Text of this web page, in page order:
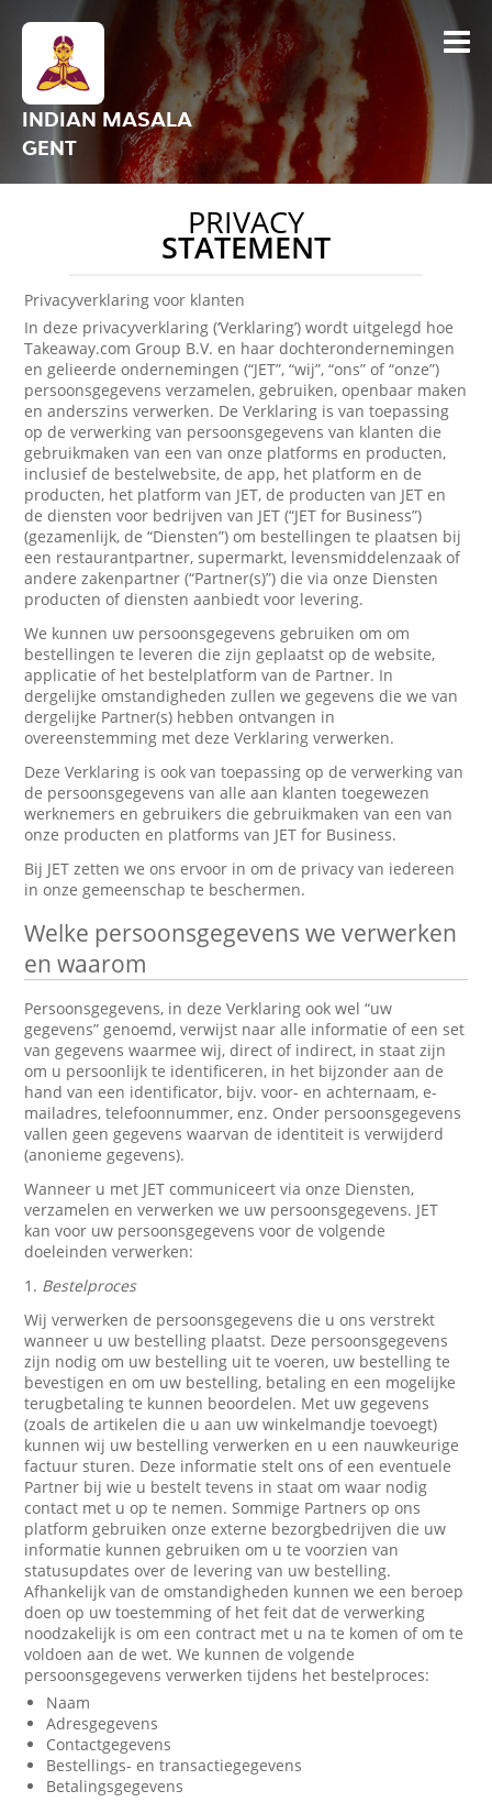
INDIAN MASALA
GENT
PRIVACY
STATEMENT
Privacyverklaring voor klanten
In deze privacyverklaring (‘Verklaring’) wordt uitgelegd hoe
Takeaway.com Group B.V. en haar dochterondernemingen
en gelieerde ondernemingen (“JET”, “wij”, “ons” of “onze”)
persoonsgegevens verzamelen, gebruiken, openbaar maken
en anderszins verwerken. De Verklaring is van toepassing
op de verwerking van persoonsgegevens van klanten die
gebruikmaken van een van onze platforms en producten,
inclusief de bestelwebsite, de app, het platform en de
producten, het platform van JET, de producten van JET en
de diensten voor bedrijven van JET (“JET for Business”)
(gezamenlijk, de “Diensten”) om bestellingen te plaatsen bij
een restaurantpartner, supermarkt, levensmiddelenzaak of
andere zakenpartner (“Partner(s)”) die via onze Diensten
producten of diensten aanbiedt voor levering.
We kunnen uw persoonsgegevens gebruiken om om
bestellingen te leveren die zijn geplaatst op de website,
applicatie of het bestelplatform van de Partner. In
dergelijke omstandigheden zullen we gegevens die we van
dergelijke Partner(s) hebben ontvangen in
overeenstemming met deze Verklaring verwerken.
Deze Verklaring is ook van toepassing op de verwerking van
de persoonsgegevens van alle aan klanten toegewezen
werknemers en gebruikers die gebruikmaken van een van
onze producten en platforms van JET for Business.
Bij JET zetten we ons ervoor in om de privacy van iedereen
in onze gemeenschap te beschermen.
Welke persoonsgegevens we verwerken
en waarom
Persoonsgegevens, in deze Verklaring ook wel “uw
gegevens” genoemd, verwijst naar alle informatie of een set
van gegevens waarmee wij, direct of indirect, in staat zijn
om u persoonlijk te identificeren, in het bijzonder aan de
hand van een identificator, bijv. voor- en achternaam, e-
mailadres, telefoonnummer, enz. Onder persoonsgegevens
vallen geen gegevens waarvan de identiteit is verwijderd
(anonieme gegevens).
Wanneer u met JET communiceert via onze Diensten,
verzamelen en verwerken we uw persoonsgegevens. JET
kan voor uw persoonsgegevens voor de volgende
doeleinden verwerken:
1. Bestelproces
Wij verwerken de persoonsgegevens die u ons verstrekt
wanneer u uw bestelling plaatst. Deze persoonsgegevens
zijn nodig om uw bestelling uit te voeren, uw bestelling te
bevestigen en om uw bestelling, betaling en een mogelijke
terugbetaling te kunnen beoordelen. Met uw gegevens
(zoals de artikelen die u aan uw winkelmandje toevoegt)
kunnen wij uw bestelling verwerken en u een nauwkeurige
factuur sturen. Deze informatie stelt ons of een eventuele
Partner bij wie u bestelt tevens in staat om waar nodig
contact met u op te nemen. Sommige Partners op ons
platform gebruiken onze externe bezorgbedrijven die uw
informatie kunnen gebruiken om u te voorzien van
statusupdates over de levering van uw bestelling.
Afhankelijk van de omstandigheden kunnen we een beroep
doen op uw toestemming of het feit dat de verwerking
noodzakelijk is om een contract met u na te komen of om te
voldoen aan de wet. We kunnen de volgende
persoonsgegevens verwerken tijdens het bestelproces:
Naam
Adresgegevens
Contactgegevens
Bestellings- en transactiegegevens
Betalingsgegevens